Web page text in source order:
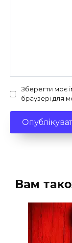
Зберегти моє
браузері для
Вам